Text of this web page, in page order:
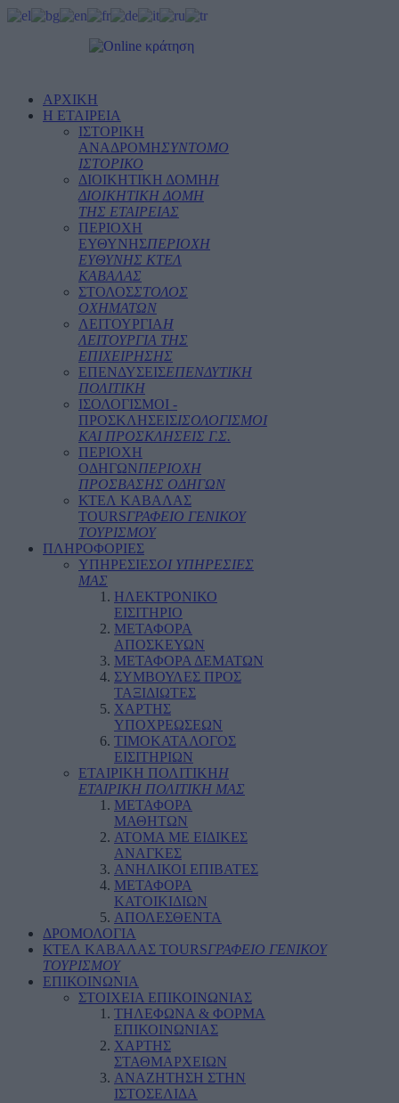
ΑΡΧΙΚΗ
Η ΕΤΑΙΡΕΙΑ
ΙΣΤΟΡΙΚΗ
ΑΝΑΔΡΟΜΗΣΥΝΤΟΜΟ
ΙΣΤΟΡΙΚΟ
ΔΙΟΙΚΗΤΙΚΗ ΔΟΜΗΗ
ΔΙΟΙΚΗΤΙΚΗ ΔΟΜΗ
ΤΗΣ ΕΤΑΙΡΕΙΑΣ
ΠΕΡΙΟΧΗ
ΕΥΘΥΝΗΣΠΕΡΙΟΧΗ
ΕΥΘΥΝΗΣ ΚΤΕΛ
ΚΑΒΑΛΑΣ
ΣΤΟΛΟΣΣΤΟΛΟΣ
ΟΧΗΜΑΤΩΝ
ΛΕΙΤΟΥΡΓΙΑΗ
ΛΕΙΤΟΥΡΓΙΑ ΤΗΣ
ΕΠΙΧΕΙΡΗΣΗΣ
ΕΠΕΝΔΥΣΕΙΣΕΠΕΝΔΥΤΙΚΗ
ΠΟΛΙΤΙΚΗ
ΙΣΟΛΟΓΙΣΜΟΙ -
ΠΡΟΣΚΛΗΣΕΙΣΙΣΟΛΟΓΙΣΜΟΙ
ΚΑΙ ΠΡΟΣΚΛΗΣΕΙΣ Γ.Σ.
ΠΕΡΙΟΧΗ
ΟΔΗΓΩΝΠΕΡΙΟΧΗ
ΠΡΟΣΒΑΣΗΣ ΟΔΗΓΩΝ
ΚΤΕΛ ΚΑΒΑΛΑΣ
TOURSΓΡΑΦΕΙΟ ΓΕΝΙΚΟΥ
ΤΟΥΡΙΣΜΟΥ
ΠΛΗΡΟΦΟΡΙΕΣ
ΥΠΗΡΕΣΙΕΣΟΙ ΥΠΗΡΕΣΙΕΣ
ΜΑΣ
ΗΛΕΚΤΡΟΝΙΚΟ
ΕΙΣΙΤΗΡΙΟ
ΜΕΤΑΦΟΡΑ
ΑΠΟΣΚΕΥΩΝ
ΜΕΤΑΦΟΡΑ ΔΕΜΑΤΩΝ
ΣΥΜΒΟΥΛΕΣ ΠΡΟΣ
ΤΑΞΙΔΙΩΤΕΣ
ΧΑΡΤΗΣ
ΥΠΟΧΡΕΩΣΕΩΝ
ΤΙΜΟΚΑΤΑΛΟΓΟΣ
ΕΙΣΙΤΗΡΙΩΝ
ΕΤΑΙΡΙΚΗ ΠΟΛΙΤΙΚΗΗ
ΕΤΑΙΡΙΚΗ ΠΟΛΙΤΙΚΗ ΜΑΣ
ΜΕΤΑΦΟΡΑ
ΜΑΘΗΤΩΝ
ΑΤΟΜΑ ΜΕ ΕΙΔΙΚΕΣ
ΑΝΑΓΚΕΣ
ΑΝΗΛΙΚΟΙ ΕΠΙΒΑΤΕΣ
ΜΕΤΑΦΟΡΑ
ΚΑΤΟΙΚΙΔΙΩΝ
ΑΠΟΛΕΣΘΕΝΤΑ
ΔΡΟΜΟΛΟΓΙΑ
ΚΤΕΛ ΚΑΒΑΛΑΣ TOURSΓΡΑΦΕΙΟ ΓΕΝΙΚΟΥ
ΤΟΥΡΙΣΜΟΥ
ΕΠΙΚΟΙΝΩΝΙΑ
ΣΤΟΙΧΕΙΑ ΕΠΙΚΟΙΝΩΝΙΑΣ
ΤΗΛΕΦΩΝΑ & ΦΟΡΜΑ
ΕΠΙΚΟΙΝΩΝΙΑΣ
ΧΑΡΤΗΣ
ΣΤΑΘΜΑΡΧΕΙΩΝ
ΑΝΑΖΗΤΗΣΗ ΣΤΗΝ
ΙΣΤΟΣΕΛΙΔΑ